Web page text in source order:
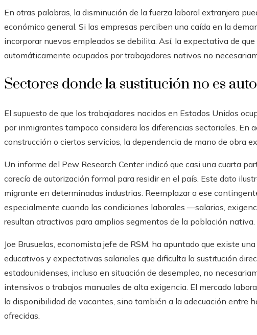
En otras palabras, la disminución de la fuerza laboral extranjera
económico general. Si las empresas perciben una caída en la
incorporar nuevos empleados se debilita. Así, la expectativa de que
automáticamente ocupados por trabajadores nativos no
Sectores donde la sustitución no es
El supuesto de que los trabajadores nacidos en Estados Unidos
por inmigrantes tampoco considera las diferencias sectoriales. En
construcción o ciertos servicios, la dependencia de mano de obra
Un informe del Pew Research Center indicó que casi una cuarta
carecía de autorización formal para residir en el país. Este dato
migrante en determinadas industrias. Reemplazar a ese
especialmente cuando las condiciones laborales —salarios,
resultan atractivas para amplios segmentos de la población nativa.
Joe Brusuelas, economista jefe de RSM, ha apuntado que existe
educativos y expectativas salariales que dificulta la sustitución
estadounidenses, incluso en situación de desempleo, no
intensivos o trabajos manuales de alta exigencia. El mercado
la disponibilidad de vacantes, sino también a la adecuación entre
ofrecidas.